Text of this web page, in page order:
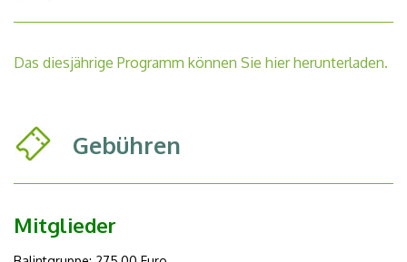
Das diesjährige Programm können Sie hier herunterladen.
Gebühren
Mitglieder